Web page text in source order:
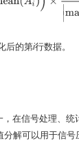
后的第i行数据。
在信号处理、
解可以用于信号